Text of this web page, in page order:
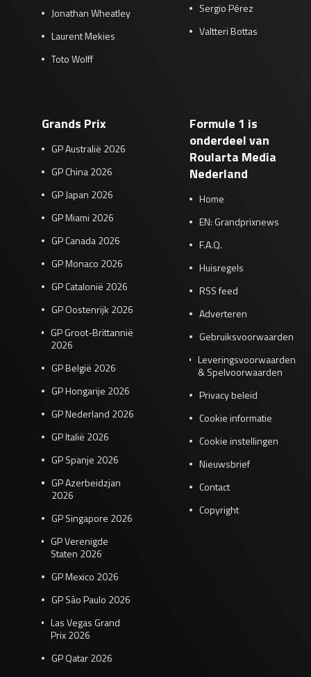
Jonathan Wheatley
Laurent Mekies
Toto Wolff
Sergio Pérez
Valtteri Bottas
Grands Prix
GP Australië 2026
GP China 2026
GP Japan 2026
GP Miami 2026
GP Canada 2026
GP Monaco 2026
GP Catalonië 2026
GP Oostenrijk 2026
GP Groot-Brittannië
2026
GP België 2026
GP Hongarije 2026
GP Nederland 2026
GP Italië 2026
GP Spanje 2026
GP Azerbeidzjan
2026
GP Singapore 2026
GP Verenigde
Staten 2026
GP Mexico 2026
GP São Paulo 2026
Las Vegas Grand
Prix 2026
GP Qatar 2026
Formule 1 is
onderdeel van
Roularta Media
Nederland
Home
EN: Grandprixnews
F.A.Q.
Huisregels
RSS feed
Adverteren
Gebruiksvoorwaarden
Leveringsvoorwaarden
& Spelvoorwaarden
Privacy beleid
Cookie informatie
Cookie instellingen
Nieuwsbrief
Contact
Copyright